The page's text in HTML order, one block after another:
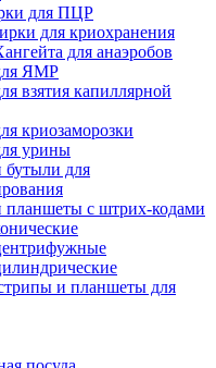
для ПЦР
для криохранения
для анаэробов
ЯМР
взятия капиллярной
криозаморозки
урины
для
с штрих-кодами
и планшеты для